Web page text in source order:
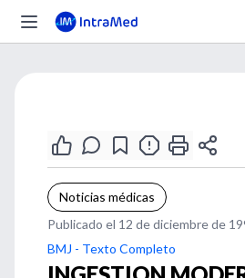
Noticias médicas
Publicado el 12 de diciembre de
BMJ - Texto Completo